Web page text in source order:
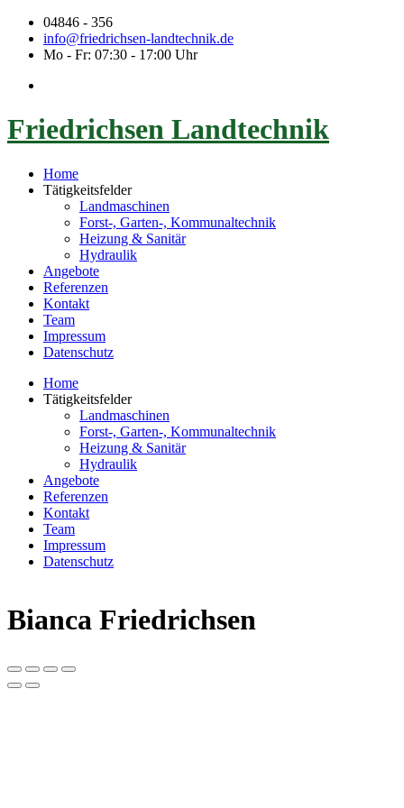
04846 - 356
info@friedrichsen-landtechnik.de
Mo - Fr: 07:30 - 17:00 Uhr
Friedrichsen Landtechnik
Home
Tätigkeitsfelder
Landmaschinen
Forst-, Garten-, Kommunaltechnik
Heizung & Sanitär
Hydraulik
Angebote
Referenzen
Kontakt
Team
Impressum
Datenschutz
Home
Tätigkeitsfelder
Landmaschinen
Forst-, Garten-, Kommunaltechnik
Heizung & Sanitär
Hydraulik
Angebote
Referenzen
Kontakt
Team
Impressum
Datenschutz
Bianca Friedrichsen